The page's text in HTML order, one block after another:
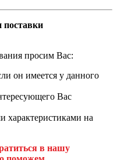
поставки
просим Вас:
он имеется у данного
Вас
характеристиками на
в нашу